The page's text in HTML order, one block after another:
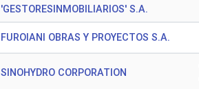
'GESTORESINMOBILIARIOS' S.A.
FUROIANI OBRAS Y PROYECTOS S.A.
SINOHYDRO CORPORATION